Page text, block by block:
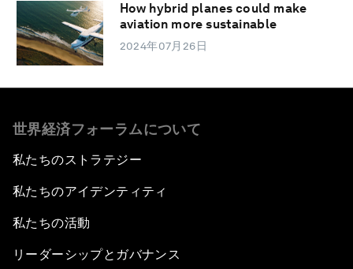
How hybrid planes could make
aviation more sustainable
2024年07月26日
世界経済フォーラムについて
私たちのストラテジー
私たちのアイデンティティ
私たちの活動
リーダーシップとガバナンス